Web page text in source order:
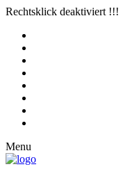
Rechtsklick deaktiviert !!!
Menu